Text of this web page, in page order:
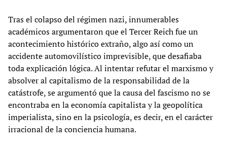
Tras el colapso del régimen nazi, innumerables
académicos argumentaron que el Tercer Reich fue un
acontecimiento histórico extraño, algo así como un
accidente automovilístico imprevisible, que desafiaba
toda explicación lógica. Al intentar refutar el marxismo y
absolver al capitalismo de la responsabilidad de la
catástrofe, se argumentó que la causa del fascismo no se
encontraba en la economía capitalista y la geopolítica
imperialista, sino en la psicología, es decir, en el carácter
irracional de la conciencia humana.